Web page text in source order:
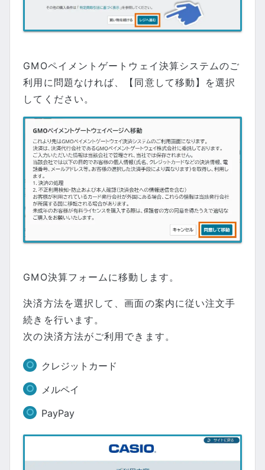
GMOペイメントゲートウェイ決算システムのご
利用に問題なければ、【同意して移動】を選択
してください。
GMO決算フォームに移動します。
決済方法を選択して、画面の案内に従い注文手
続きを行います。
次の決済方法がご利用できます。
クレジットカード
メルペイ
PayPay